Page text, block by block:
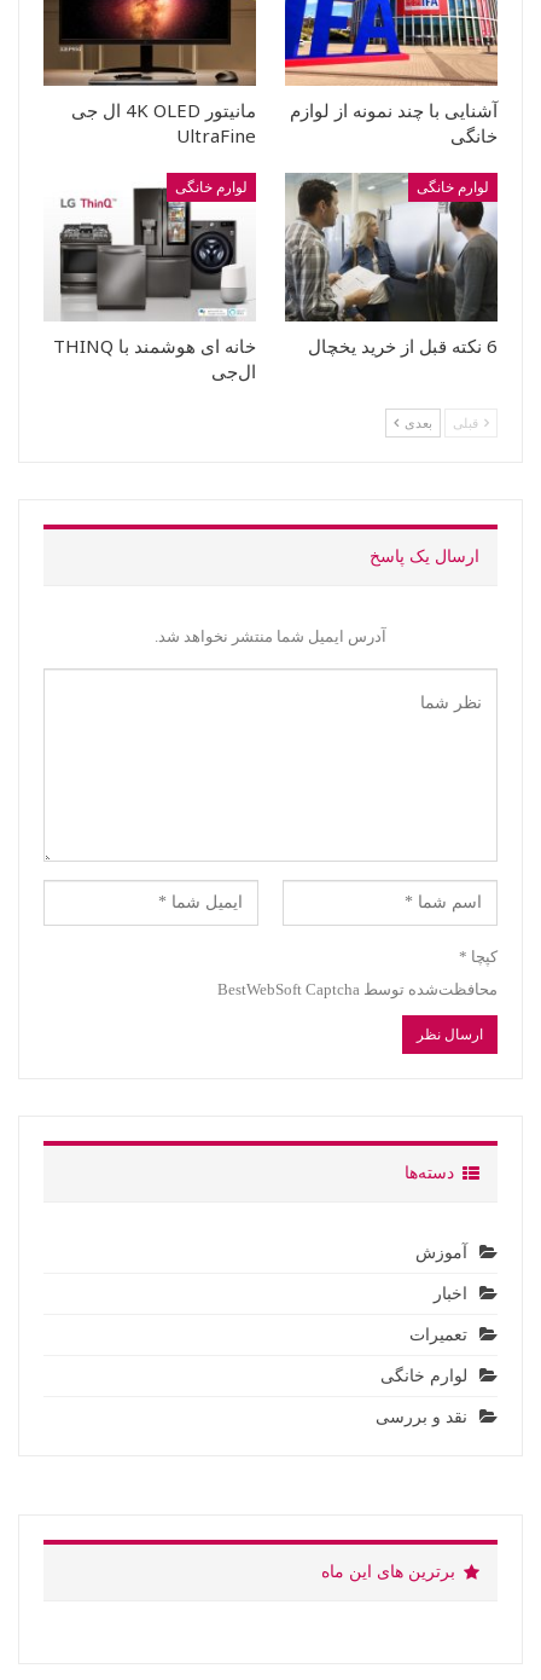
آشنایی با چند نمونه از لوازم
خانگی
مانیتور 4K OLED ال جی
UltraFine
لوارم خانگی
6 نکته قبل از خرید یخچال
لوارم خانگی
خانه ای هوشمند با THINQ
ال‌جی
قبلی بعدی
ارسال یک پاسخ
آدرس ایمیل شما منتشر نخواهد شد.
کپچا *
محافظت‌شده توسط BestWebSoft Captcha
دسته‌ها
آموزش
اخبار
تعمیرات
لوارم خانگی
نقد و بررسی
برترین های این ماه